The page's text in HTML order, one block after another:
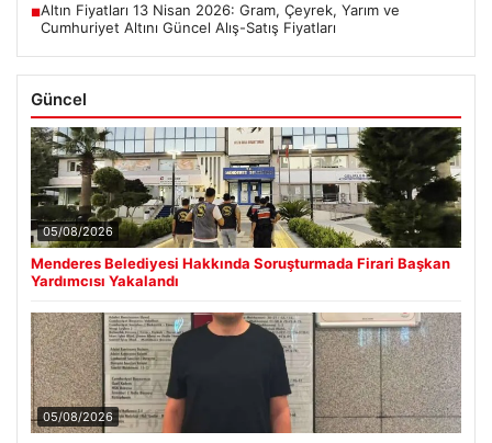
■Altın Fiyatları 13 Nisan 2026: Gram, Çeyrek, Yarım ve
Cumhuriyet Altını Güncel Alış-Satış Fiyatları
Güncel
05/08/2026
Menderes Belediyesi Hakkında Soruşturmada Firari Başkan
Yardımcısı Yakalandı
05/08/2026